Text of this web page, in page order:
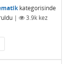
kategorisinde
| 3.9kkez